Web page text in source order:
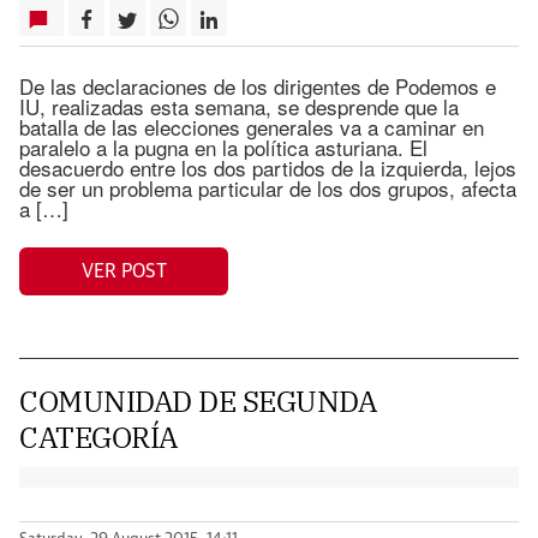
De las declaraciones de los dirigentes de Podemos e
IU, realizadas esta semana, se desprende que la
batalla de las elecciones generales va a caminar en
paralelo a la pugna en la política asturiana. El
desacuerdo entre los dos partidos de la izquierda, lejos
de ser un problema particular de los dos grupos, afecta
a […]
VER POST
COMUNIDAD DE SEGUNDA
CATEGORÍA